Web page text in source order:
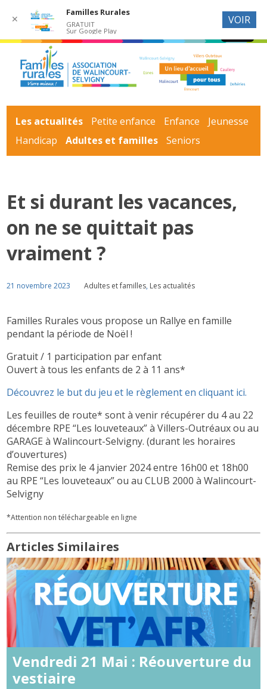
Les actualités Petite enfance Enfance
Jeunesse
Handicap
Adultes et familles Seniors
Et si durant les vacances,
on ne se quittait pas
vraiment ?
21 novembre 2023 Adultes et familles, Les actualités
Familles Rurales vous propose un Rallye en famille
pendant la période de Noël !
Gratuit / 1 participation par enfant
Ouvert à tous les enfants de 2 à 11 ans*
Découvrez le but du jeu et le règlement en cliquant ici.
Les feuilles de route* sont à venir récupérer du 4 au 22
décembre RPE “Les louveteaux” à Villers-Outréaux ou au
GARAGE à Walincourt-Selvigny. (durant les horaires
d’ouvertures)
Remise des prix le 4 janvier 2024 entre 16h00 et 18h00
au RPE “Les louveteaux” ou au CLUB 2000 à Walincourt-
Selvigny
*Attention non téléchargeable en ligne
Articles Similaires
Vendredi 21 Mai : Réouverture du
vestiaire
✕
Familles Rurales
GRATUIT
Sur Google Play
VOIR